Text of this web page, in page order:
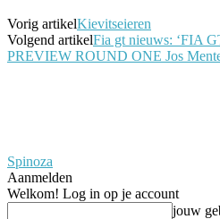
Vorig artikelKievitseieren
Volgend artikelFia gt nieuws: ‘FIA
PREVIEW ROUND ONE Jos
Spinoza
Aanmelden
Welkom! Log in op je account
jouw